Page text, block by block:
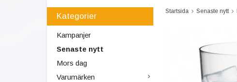
Kategorier
Kampanjer
Senaste nytt
Mors dag
Varumärken
Startsida Senaste nytt